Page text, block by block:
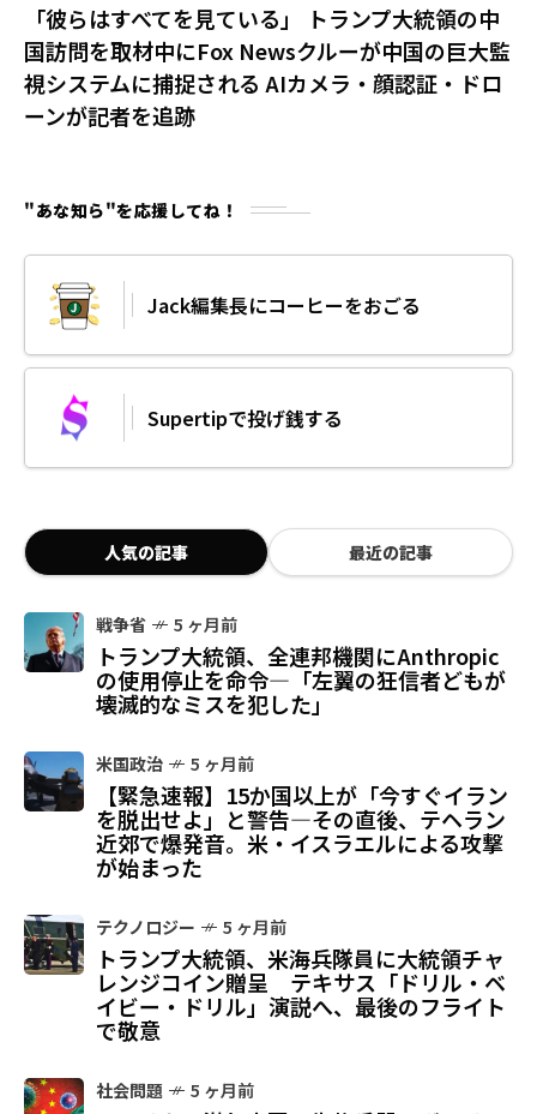
「彼らはすべてを見ている」 トランプ大統領の中
国訪問を取材中にFox Newsクルーが中国の巨大監
視システムに捕捉される AIカメラ・顔認証・ドロ
ーンが記者を追跡
"あな知ら"を応援してね！
Jack編集長にコーヒーをおごる
Supertipで投げ銭する
人気の記事 最近の記事
戦争省 5 ヶ月前
トランプ大統領、全連邦機関にAnthropic
の使用停止を命令—「左翼の狂信者どもが
壊滅的なミスを犯した」
米国政治 5 ヶ月前
【緊急速報】15か国以上が「今すぐイラン
を脱出せよ」と警告—その直後、テヘラン
近郊で爆発音。米・イスラエルによる攻撃
が始まった
テクノロジー 5 ヶ月前
トランプ大統領、米海兵隊員に大統領チャ
レンジコイン贈呈 テキサス「ドリル・ベ
イビー・ドリル」演説へ、最後のフライト
で敬意
社会問題 5 ヶ月前